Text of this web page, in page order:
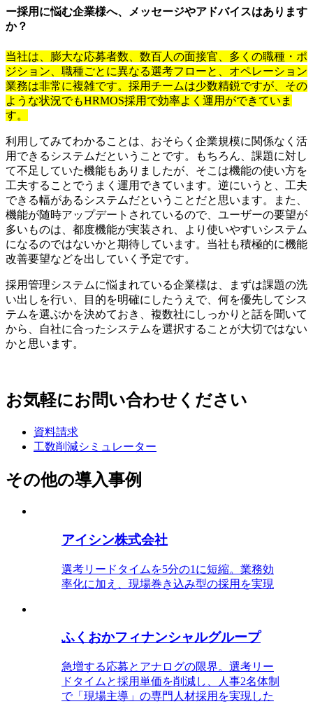
ー採用に悩む企業様へ、メッセージやアドバイスはあります
か？
当社は、膨大な応募者数、数百人の面接官、多くの職種・ポ
ジション、職種ごとに異なる選考フローと、オペレーション
業務は非常に複雑です。採用チームは少数精鋭ですが、その
ような状況でもHRMOS採用で効率よく運用ができていま
す。
利用してみてわかることは、おそらく企業規模に関係なく活
用できるシステムだということです。もちろん、課題に対し
て不足していた機能もありましたが、そこは機能の使い方を
工夫することでうまく運用できています。逆にいうと、工夫
できる幅があるシステムだということだと思います。また、
機能が随時アップデートされているので、ユーザーの要望が
多いものは、都度機能が実装され、より使いやすいシステム
になるのではないかと期待しています。当社も積極的に機能
改善要望などを出していく予定です。
採用管理システムに悩まれている企業様は、まずは課題の洗
い出しを行い、目的を明確にしたうえで、何を優先してシス
テムを選ぶかを決めておき、複数社にしっかりと話を聞いて
から、自社に合ったシステムを選択することが大切ではない
かと思います。
お気軽にお問い合わせください
資料請求
工数削減シミュレーター
その他の導入事例
アイシン株式会社
選考リードタイムを5分の1に短縮。業務効
率化に加え、現場巻き込み型の採用を実現
ふくおかフィナンシャルグループ
急増する応募とアナログの限界。選考リー
ドタイムと採用単価を削減し、人事2名体制
で「現場主導」の専門人材採用を実現した